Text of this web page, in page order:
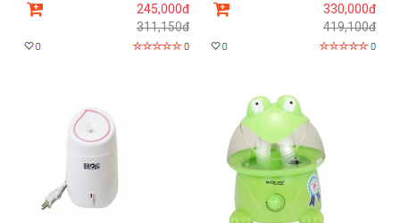
245,000đ
311,150đ
330,000đ
419,100đ